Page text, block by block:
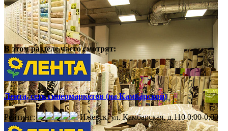
В этом разделечасто смотрят:
Лента, сеть гипермаркетов (на Камбарской)
Рейтинг: Ижевск, ул. Камбарская, д.110 0:00-0:00